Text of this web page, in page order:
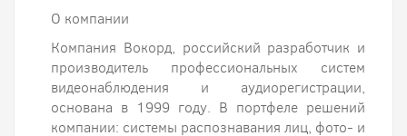
О компании
Компания Вокорд, российский разработчик и
производитель профессиональных систем
видеонаблюдения и аудиорегистрации,
основана в 1999 году. В портфеле решений
компании: системы распознавания лиц, фото- и